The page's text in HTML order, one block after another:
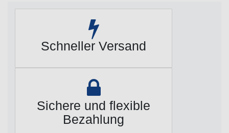
Schneller Versand
Sichere und flexible
Bezahlung